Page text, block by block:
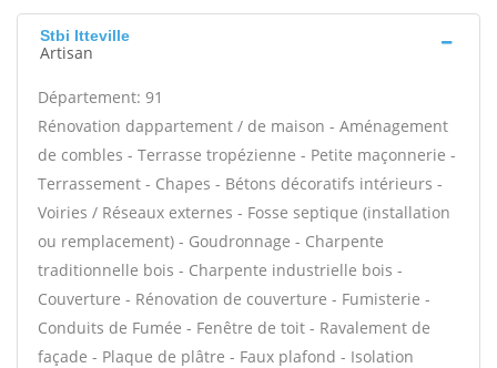
Stbi Itteville
Artisan
Département: 91
Rénovation dappartement / de maison - Aménagement
de combles - Terrasse tropézienne - Petite maçonnerie -
Terrassement - Chapes - Bétons décoratifs intérieurs -
Voiries / Réseaux externes - Fosse septique (installation
ou remplacement) - Goudronnage - Charpente
traditionnelle bois - Charpente industrielle bois -
Couverture - Rénovation de couverture - Fumisterie -
Conduits de Fumée - Fenêtre de toit - Ravalement de
façade - Plaque de plâtre - Faux plafond - Isolation